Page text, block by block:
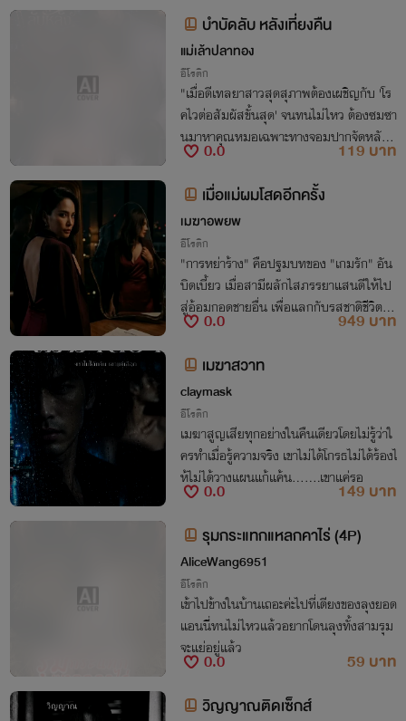
บำบัดลับ หลังเที่ยงคืน
แม่เล้าปลาทอง
อีโรติก
"เมื่อดีเทลยาสาวสุดสุภาพต้องเผชิญกับ 'โร
คไวต่อสัมผัสขั้นสุด' จนทนไม่ไหว ต้องซมซา
นมาหาคุณหมอเฉพาะทางจอมปากจัดหลังเ
ที่ยงคืน การบำบัดด้วย 'เข็มใหญ่โดสพิเศษ'
บนขาหยั่งจึงเริ่มต้นขึ้น!"
0.0
119 บาท
เมื่อแม่ผมโสดอีกครั้ง
เมฆาอพยพ
อีโรติก
"การหย่าร้าง" คือปฐมบทของ "เกมรัก" อัน
บิดเบี้ยว เมื่อสามีผลักไสภรรยาแสนดีให้ไป
สู่อ้อมกอดชายอื่น เพื่อแลกกับรสชาติชีวิตคู่
ที่แปลกใหม่ โดยมีลูกชายคนเดียวเป็นตัวแป
0.0
949 บาท
เมฆาสวาท
claymask
อีโรติก
เมฆาสูญเสียทุกอย่างในคืนเดียวโดยไม่รู้ว่าใ
ครทำเมื่อรู้ความจริง เขาไม่ได้โกรธไม่ได้ร้องไ
ห้ไม่ได้วางแผนแก้แค้น.......เขาแค่รอ
0.0
149 บาท
รุมกระแทกแหลกคาไร่ (4P)
AliceWang6951
อีโรติก
เข้าไปข้างในบ้านเถอะค่ะไปที่เตียงของลุงยอด
แอนนี่ทนไม่ไหวแล้วอยากโดนลุงทั้งสามรุม
จะแย่อยู่แล้ว
0.0
59 บาท
วิญญาณติดเซ็กส์